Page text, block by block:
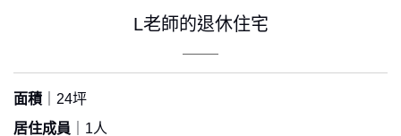
L老師的退休住宅
面積 ｜24坪
居住成員 ｜1人